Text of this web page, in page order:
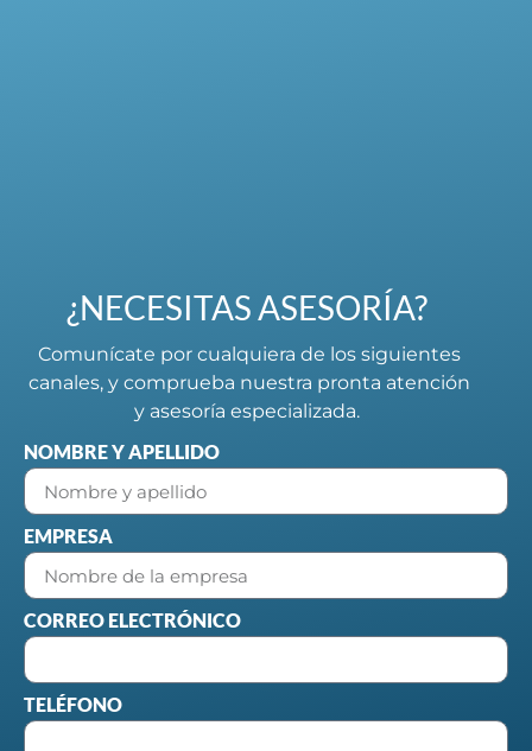
¿NECESITAS ASESORÍA?
Comunícate por cualquiera de los siguientes
canales, y comprueba nuestra pronta atención
y asesoría especializada.
NOMBRE Y APELLIDO
EMPRESA
CORREO ELECTRÓNICO
TELÉFONO